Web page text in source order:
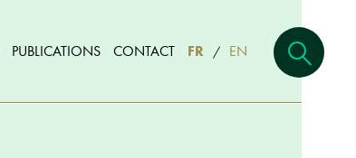
PUBLICATIONS CONTACT FR / EN